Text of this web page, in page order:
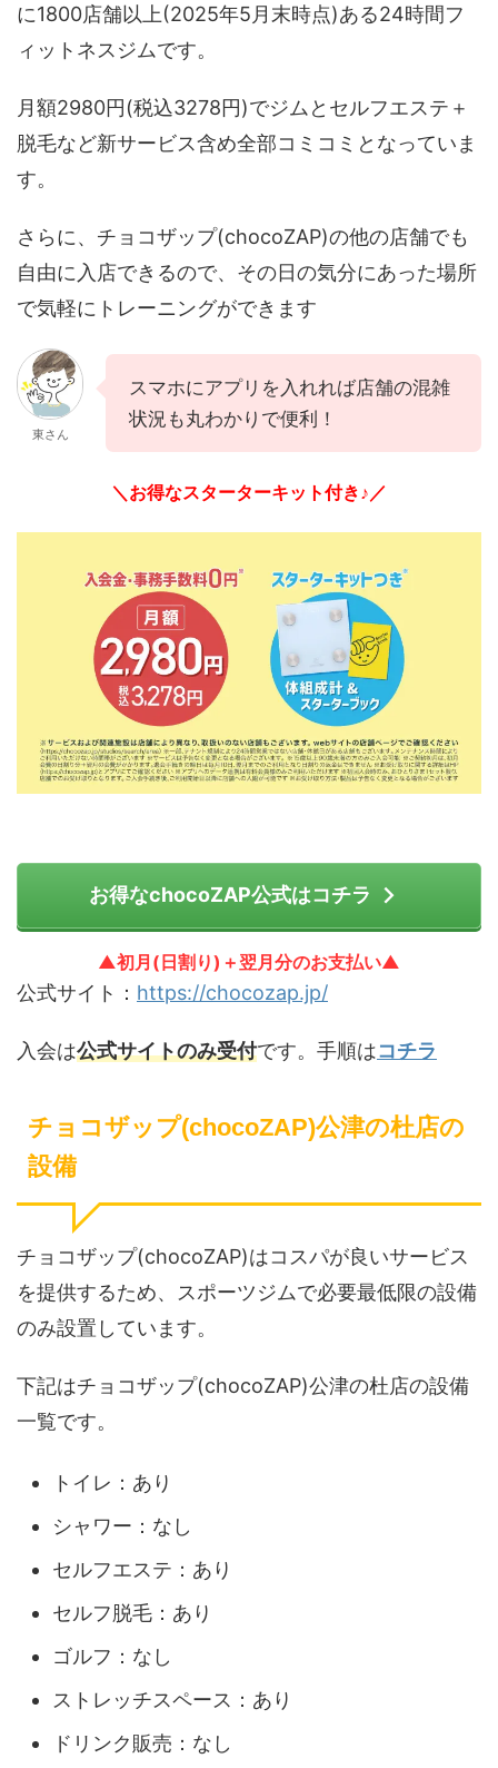
に1800店舗以上(2025年5月末時点)ある24時間フ
ィットネスジムです。
月額2980円(税込3278円)でジムとセルフエステ＋
脱毛など新サービス含め全部コミコミとなっていま
す。
さらに、チョコザップ(chocoZAP)の他の店舗でも
自由に入店できるので、その日の気分にあった場所
で気軽にトレーニングができます
東さん
スマホにアプリを入れれば店舗の混雑
状況も丸わかりで便利！
＼お得なスターターキット付き♪／
お得なchocoZAP公式はコチラ
▲初月(日割り)＋翌月分のお支払い▲
公式サイト： https://chocozap.jp/
入会は公式サイトのみ受付です。手順はコチラ
チョコザップ(chocoZAP)公津の杜店の
設備
チョコザップ(chocoZAP)はコスパが良いサービス
を提供するため、スポーツジムで必要最低限の設備
のみ設置しています。
下記はチョコザップ(chocoZAP)公津の杜店の設備
一覧です。
トイレ：あり
シャワー：なし
セルフエステ：あり
セルフ脱毛：あり
ゴルフ：なし
ストレッチスペース：あり
ドリンク販売：なし